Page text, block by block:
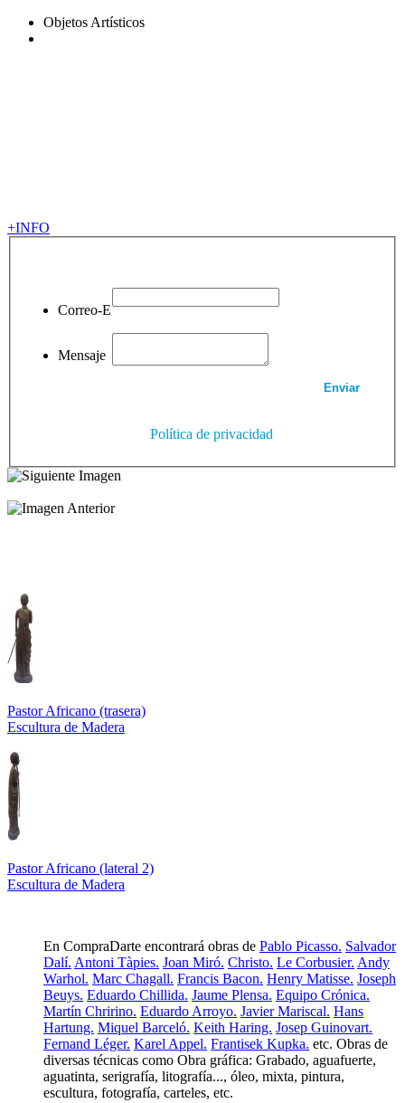
Objetos Artísticos
+INFO
Correo-E
Mensaje
Política de privacidad
Pastor Africano (trasera)
Escultura de Madera
Pastor Africano (lateral 2)
Escultura de Madera
En CompraDarte encontrará obras de Pablo Picasso. Salvador
Dalí. Antoni Tàpies. Joan Miró. Christo. Le Corbusier. Andy
Warhol. Marc Chagall. Francis Bacon. Henry Matisse. Joseph
Beuys. Eduardo Chillida. Jaume Plensa. Equipo Crónica.
Martín Chririno. Eduardo Arroyo. Javier Mariscal. Hans
Hartung. Miquel Barceló. Keith Haring. Josep Guinovart.
Fernand Léger. Karel Appel. Frantisek Kupka. etc. Obras de
diversas técnicas como Obra gráfica: Grabado, aguafuerte,
aguatinta, serigrafía, litografía..., óleo, mixta, pintura,
escultura, fotografía, carteles, etc.